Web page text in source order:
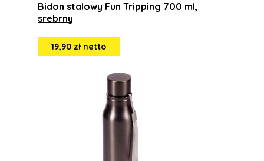
Bidon stalowy Fun Tripping 700 ml,
srebrny
19,90 zł netto